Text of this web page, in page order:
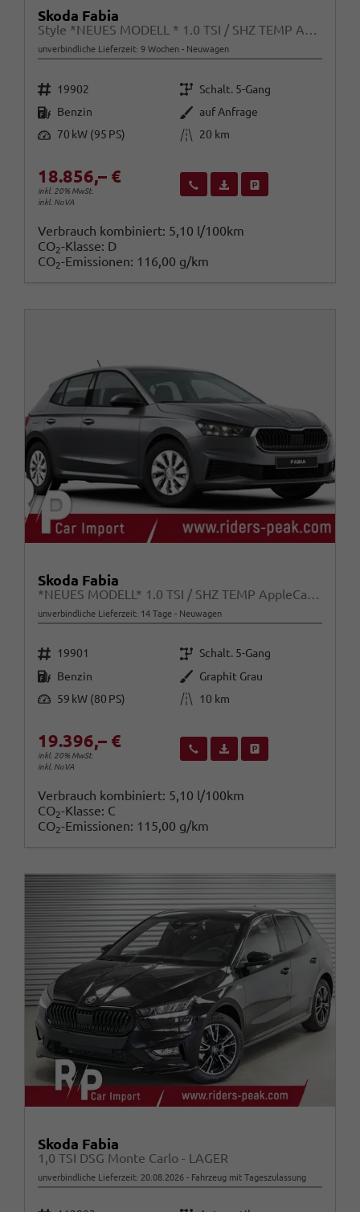
Skoda Fabia
Style *NEUES MODELL * 1.0 TSI / SHZ TEMP AppleCarPlay
unverbindliche Lieferzeit: 9 Wochen Neuwagen
Fahrzeugnr. 19902 Getriebe Schalt. 5-Gang
Kraftstoff Benzin Außenfarbe auf Anfrage
Leistung 70 kW (95 PS) Kilometerstand 20 km
18.856,– €
inkl. 20% MwSt.
inkl. NoVA
Wir rufen Sie anFahrzeugexposé (PDF)
Verbrauch kombiniert: 5,10 l/100km
CO2-Klasse: D
CO2-Emissionen: 116,00 g/km
Skoda Fabia
unverbindliche Lieferzeit: 14 Tage Neuwagen
Fahrzeugnr. 19901 Getriebe Schalt. 5-Gang
Kraftstoff Benzin Außenfarbe Graphit Grau
Leistung 59 kW (80 PS) Kilometerstand 10 km
19.396,– €
inkl. 20% MwSt.
inkl. NoVA
Wir rufen Sie anFahrzeugexposé (PDF)
Verbrauch kombiniert: 5,10 l/100km
CO2-Klasse: C
CO2-Emissionen: 115,00 g/km
Skoda Fabia
1,0 TSI DSG Monte Carlo - LAGER
unverbindliche Lieferzeit: 20.08.2026 Fahrzeug mit Tageszulassung